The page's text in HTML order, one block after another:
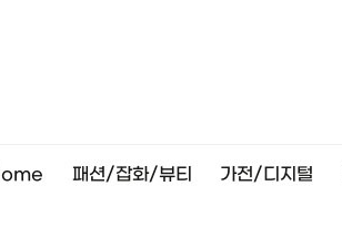
패션/잡화/뷰티 가전/디지털